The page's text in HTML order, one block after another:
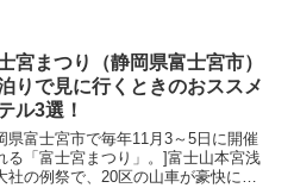
宮まつり（静岡県富士宮市）
りで見に行くときのおススメ
ル3選！
県富士宮市で毎年11月3～5日に開催
る「富士宮まつり」。]富士山本宮浅
社の例祭で、20区の山車が豪快に曳